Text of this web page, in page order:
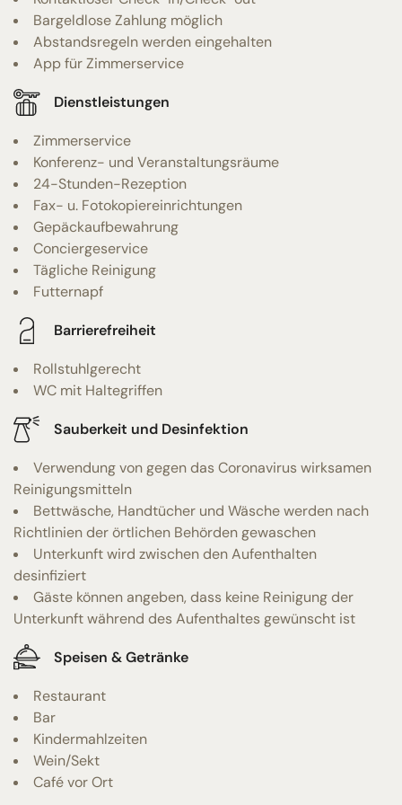
Bargeldlose Zahlung möglich
Abstandsregeln werden eingehalten
App für Zimmerservice
Dienstleistungen
Zimmerservice
Konferenz- und Veranstaltungsräume
24-Stunden-Rezeption
Fax- u. Fotokopiereinrichtungen
Gepäckaufbewahrung
Conciergeservice
Tägliche Reinigung
Futternapf
Barrierefreiheit
Rollstuhlgerecht
WC mit Haltegriffen
Sauberkeit und Desinfektion
Verwendung von gegen das Coronavirus wirksamen
Reinigungsmitteln
Bettwäsche, Handtücher und Wäsche werden nach
Richtlinien der örtlichen Behörden gewaschen
Unterkunft wird zwischen den Aufenthalten
desinfiziert
Gäste können angeben, dass keine Reinigung der
Unterkunft während des Aufenthaltes gewünscht ist
Speisen & Getränke
Restaurant
Bar
Kindermahlzeiten
Wein/Sekt
Café vor Ort